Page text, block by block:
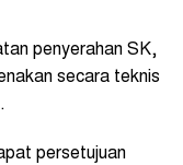
penyerahan SK,
secara teknis
persetujuan